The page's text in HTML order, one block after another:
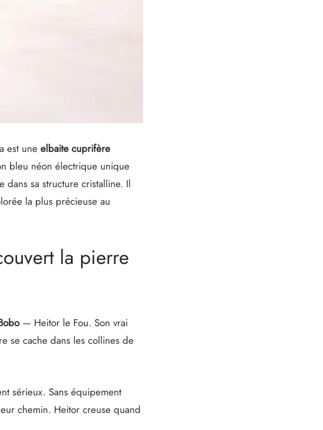
est une elbaite cuprifère
bleu néon électrique unique
sa structure cristalline. Il
la plus précieuse au
la pierre
— Heitor le Fou. Son vrai
se cache dans les collines de
sérieux. Sans équipement
chemin. Heitor creuse quand